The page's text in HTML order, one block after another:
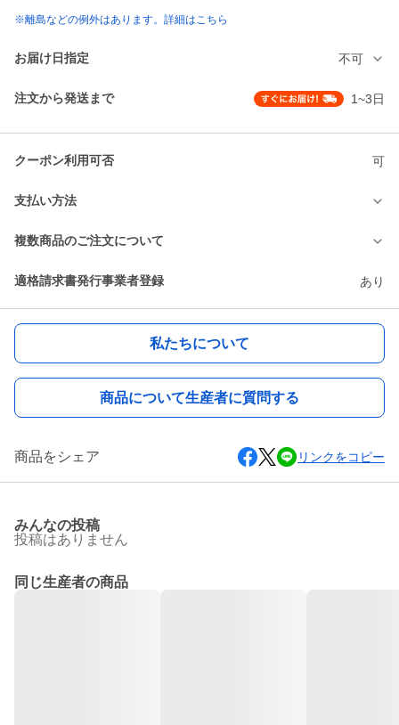
※離島などの例外はあります。詳細はこちら
お届け日指定 不可
注文から発送まで 1~3日
クーポン利用可否 可
支払い方法
複数商品のご注文について
適格請求書発行事業者登録 あり
私たちについて
商品について生産者に質問する
商品をシェア リンクをコピー
みんなの投稿
投稿はありません
同じ生産者の商品